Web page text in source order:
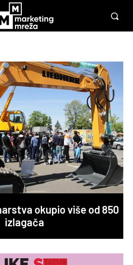
okupio više od 850
izlagača